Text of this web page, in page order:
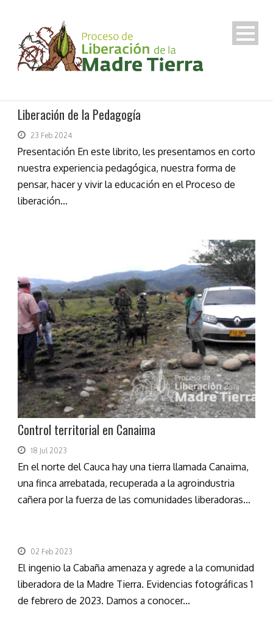
Liberación de la Pedagogía
23 Feb 2024
Presentación En este librito, les presentamos en corto
nuestra experiencia pedagógica, nuestra forma de
pensar, hacer y vivir la educación en el Proceso de
liberación...
Control territorial en Canaima
18 Jul 2023
En el norte del Cauca hay una tierra llamada Canaima,
una finca arrebatada, recuperada a la agroindustria
cañera por la fuerza de las comunidades liberadoras...
02 Feb 2023
El ingenio la Cabaña amenaza y agrede a la comunidad
liberadora de la Madre Tierra. Evidencias fotográficas 1
de febrero de 2023. Damos a conocer...